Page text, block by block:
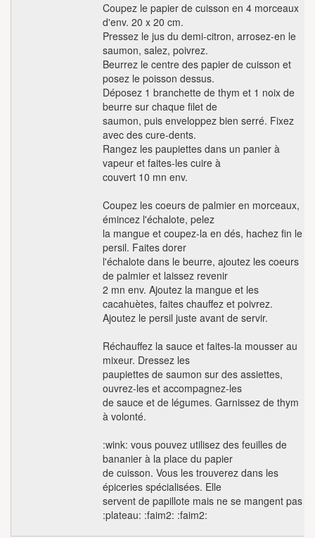
Coupez le papier de cuisson en 4 morceaux
d'env. 20 x 20 cm.
Pressez le jus du demi-citron, arrosez-en le
saumon, salez, poivrez.
Beurrez le centre des papier de cuisson et
posez le poisson dessus.
Déposez 1 branchette de thym et 1 noix de
beurre sur chaque filet de
saumon, puis enveloppez bien serré. Fixez
avec des cure-dents.
Rangez les paupiettes dans un panier à
vapeur et faites-les cuire à
couvert 10 mn env.
Coupez les coeurs de palmier en morceaux,
émincez l'échalote, pelez
la mangue et coupez-la en dés, hachez fin le
persil. Faites dorer
l'échalote dans le beurre, ajoutez les coeurs
de palmier et laissez revenir
2 mn env. Ajoutez la mangue et les
cacahuètes, faites chauffez et poivrez.
Ajoutez le persil juste avant de servir.
Réchauffez la sauce et faites-la mousser au
mixeur. Dressez les
paupiettes de saumon sur des assiettes,
ouvrez-les et accompagnez-les
de sauce et de légumes. Garnissez de thym
à volonté.
:wink: vous pouvez utilisez des feuilles de
bananier à la place du papier
de cuisson. Vous les trouverez dans les
épiceries spécialisées. Elle
servent de papillote mais ne se mangent pas
:plateau: :faim2: :faim2: